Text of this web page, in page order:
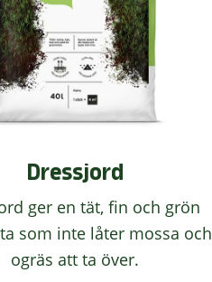
Dressjord
ger en tät, fin och grön
som inte låter mossa och
ogräs att ta över.